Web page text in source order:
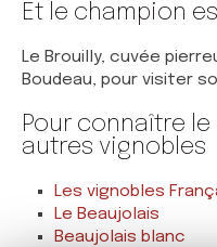
Et le champion
Le Brouilly, cuvée
Boudeau, pour visiter
Pour connaître
autres vignobles
Les vignobles
Le Beaujolais
Beaujolais blanc